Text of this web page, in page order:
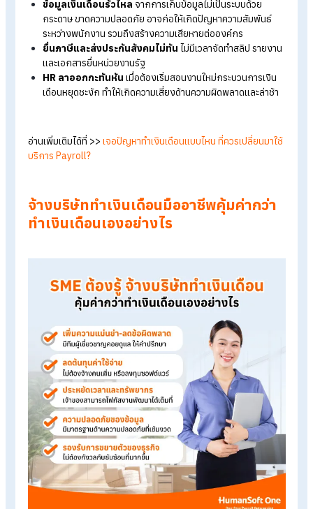
5 ความเสี่ยงและข้อผิดพลาดที่ SME มัก
เจอเมื่อทำเงินเดือนเอง
ธุรกิจ SME ที่มีเจ้าของหรือทีม HR เพียงไม่กี่คนต้องดูแลการทำเ
เดือนด้วยตัวเอง มักต้องเผชิญกับปัญหาหลายด้าน จนบางครั้งอา
คำนวณเงินเดือนผิดบ่อยเช่น คิด OT ผิด หักประกันสังคมไม่
ครบ หรือหักภาษีไม่ถูก อาจทำให้เกิดปัญหาความเสี่ยงทาง
กระบวนการล่าช้า ส่งผลให้ขาดความเชื่อมั่นจากพนักงาน
ข้อมูลเงินเดือนรั่วไหลจากการเก็บข้อมูลไม่เป็นระบบด้วย
ระหว่างพนักงาน รวมถึงสร้างความเสียหายต่อองค์กร
ยื่นภาษีและส่งประกันสังคมไม่ทัน
ไม่มีเวลาจัดทำสลิป ราย
และเอกสารยื่นหน่วยงานรัฐ
HR ลาออกกะทันหันเมื่อต้องเริ่มสอนงานใหม่กระบวนการเงิ
เดือนหยุดชะงัก ทำให้เกิดความเสี่ยงด้านความผิดพลาดและล่า
อ่านเพิ่มเติมได้ที่ >>เจอปัญหาทำเงินเดือนแบบไหน ที่ควรเปลี่ยนม
บริการ Payroll?
จ้างบริษัททำเงินเดือนมืออาชีพคุ้มค่ากว่
ทำเงินเดือนเองอย่างไร